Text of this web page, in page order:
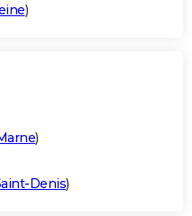
)
)
Denis)